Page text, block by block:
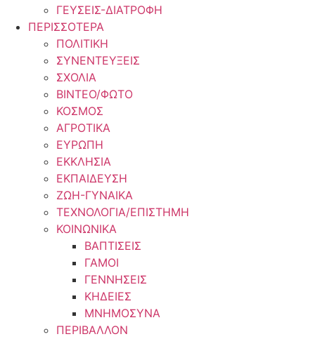
ΓΕΥΣΕΙΣ-ΔΙΑΤΡΟΦΗ
ΠΕΡΙΣΣΟΤΕΡΑ
ΠΟΛΙΤΙΚΗ
ΣΥΝΕΝΤΕΥΞΕΙΣ
ΣΧΟΛΙΑ
ΒΙΝΤΕΟ/ΦΩΤΟ
ΚΟΣΜΟΣ
ΑΓΡΟΤΙΚΑ
ΕΥΡΩΠΗ
ΕΚΚΛΗΣΙΑ
ΕΚΠΑΙΔΕΥΣΗ
ΖΩΗ-ΓΥΝΑΙΚΑ
ΤΕΧΝΟΛΟΓΙΑ/ΕΠΙΣΤΗΜΗ
ΚΟΙΝΩΝΙΚΑ
ΒΑΠΤΙΣΕΙΣ
ΓΑΜΟΙ
ΓΕΝΝΗΣΕΙΣ
ΚΗΔΕΙΕΣ
ΜΝΗΜΟΣΥΝΑ
ΠΕΡΙΒΑΛΛΟΝ